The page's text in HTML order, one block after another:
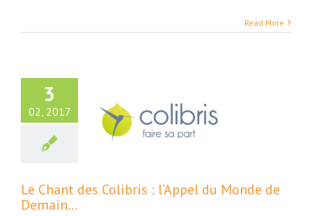
Read More
3
02, 2017
des Colibris :
du Monde de
Demain…
Le Chant des Colibris : l’Appel du Monde de
Demain…